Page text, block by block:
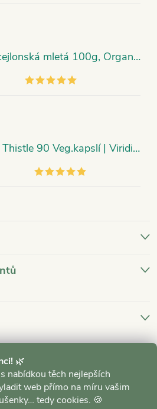
🌿
nabídkou těch nejlepších
web přímo na míru vašim
tedy cookies. 🍪
Skořice Bio, pravá cejlonská mletá 100g, Organic India
Ostropestřec - Milk Thistle 90 Veg.kapslí | Viridian